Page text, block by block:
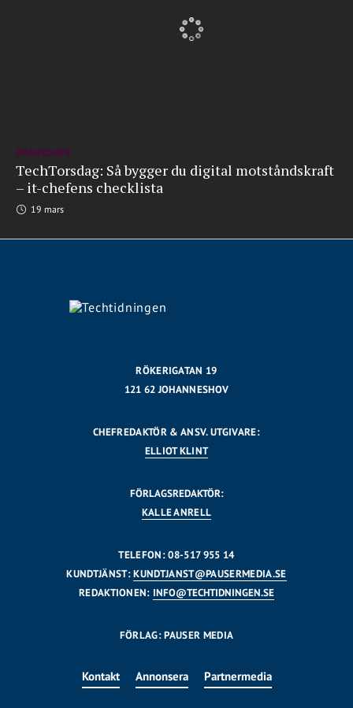
BRANSCHEN
TechTorsdag: Så bygger du digital motståndskraft
– it-chefens checklista
19 mars
RÖKERIGATAN 19
121 62 JOHANNESHOV
CHEFREDAKTÖR & ANSV. UTGIVARE:
ELLIOT KLINT
FÖRLAGSREDAKTÖR:
KALLE ANRELL
TELEFON: 08-517 955 14
KUNDTJÄNST:KUNDTJANST@PAUSERMEDIA.SE
REDAKTIONEN: INFO@TECHTIDNINGEN.SE
FÖRLAG: PAUSER MEDIA
Kontakt Annonsera Partnermedia